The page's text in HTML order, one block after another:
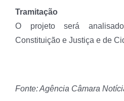
Tramitação
O projeto será
Constituição e Justiça e de
Fonte: Agência Câmara